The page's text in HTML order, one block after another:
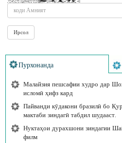
Пурхонанда
Малайзия пешсафии худро дар
исломӣ ҳифз кард
Пайванди кӯдакони бразилӣ бо
мактаби зиндагӣ табдил шудааст.
Нуктаҳои дурахшони зиндагии
филм